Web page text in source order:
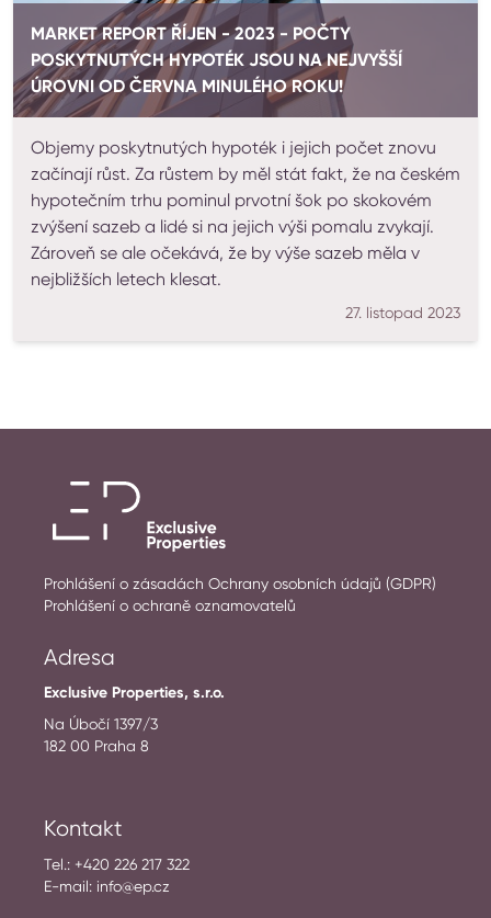
MARKET REPORT ŘÍJEN - 2023 - POČTY
POSKYTNUTÝCH HYPOTÉK JSOU NA NEJVYŠŠÍ
ÚROVNI OD ČERVNA MINULÉHO ROKU!
Objemy poskytnutých hypoték i jejich počet znovu
začínají růst. Za růstem by měl stát fakt, že na českém
hypotečním trhu pominul prvotní šok po skokovém
zvýšení sazeb a lidé si na jejich výši pomalu zvykají.
Zároveň se ale očekává, že by výše sazeb měla v
nejbližších letech klesat.
27. listopad 2023
Prohlášení o zásadách Ochrany osobních údajů (GDPR)
Prohlášení o ochraně oznamovatelů
Adresa
Exclusive Properties, s.r.o.
Na Úbočí 1397/3
182 00 Praha 8
Kontakt
Tel.: +420 226 217 322
E-mail: info@ep.cz